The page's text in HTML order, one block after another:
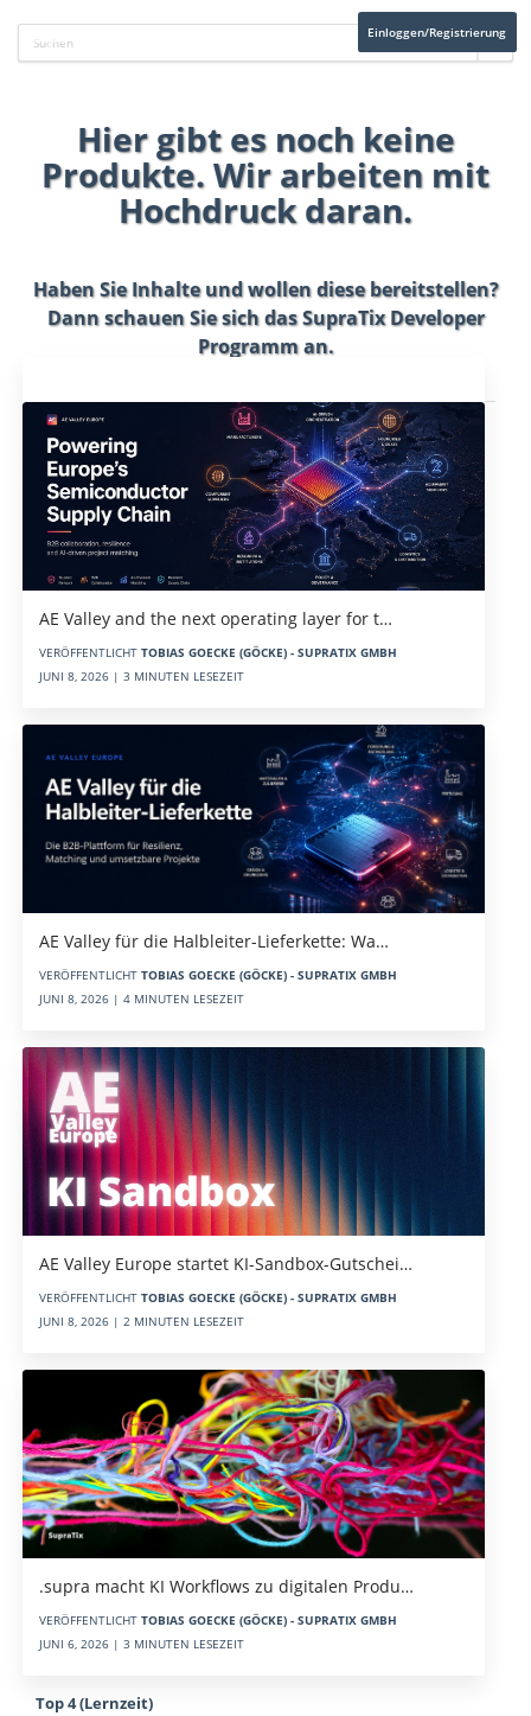
Einloggen/Registrierung
Hier gibt es noch keine
Produkte. Wir arbeiten mit
Hochdruck daran.
Haben Sie Inhalte und wollen diese bereitstellen?
Dann schauen Sie sich dasSupraTix Developer
Programman.
AE Valley and the next operating layer for t…
VERÖFFENTLICHT TOBIAS GOECKE (GÖCKE) - SUPRATIX GMBH
JUNI 8, 2026 | 3 MINUTEN LESEZEIT
AE Valley für die Halbleiter-Lieferkette: Wa…
VERÖFFENTLICHT TOBIAS GOECKE (GÖCKE) - SUPRATIX GMBH
JUNI 8, 2026 | 4 MINUTEN LESEZEIT
AE Valley Europe startet KI-Sandbox-Gutschei…
VERÖFFENTLICHT TOBIAS GOECKE (GÖCKE) - SUPRATIX GMBH
JUNI 8, 2026 | 2 MINUTEN LESEZEIT
.supra macht KI Workflows zu digitalen Produ…
VERÖFFENTLICHT TOBIAS GOECKE (GÖCKE) - SUPRATIX GMBH
JUNI 6, 2026 | 3 MINUTEN LESEZEIT
Top 4 (Lernzeit)